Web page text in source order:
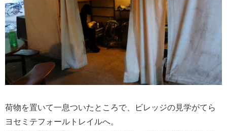
荷物を置いて一息ついたところで、ビレッジの見学がてら
ヨセミテフォールトレイルへ。